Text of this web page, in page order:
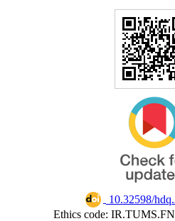
10.32598/
Ethics code: